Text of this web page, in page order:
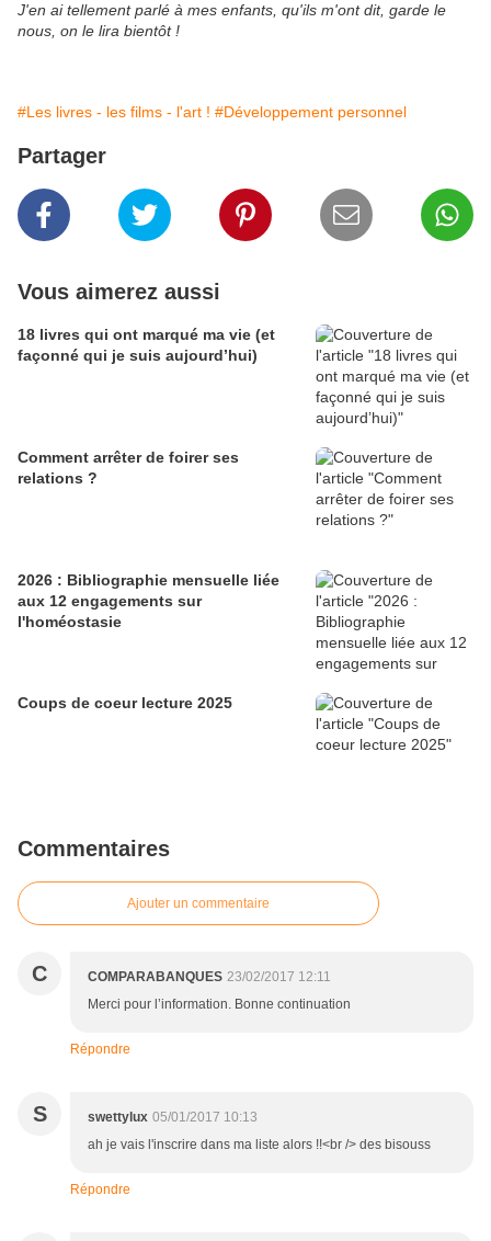
J'en ai tellement parlé à mes enfants, qu'ils m'ont dit, garde le
nous, on le lira bientôt !
#Les livres - les films - l'art ! #Développement personnel
Partager
Vous aimerez aussi
18 livres qui ont marqué ma vie (et
façonné qui je suis aujourd’hui)
Comment arrêter de foirer ses
relations ?
2026 : Bibliographie mensuelle liée
aux 12 engagements sur
l'homéostasie
Coups de coeur lecture 2025
Commentaires
Ajouter un commentaire
C COMPARABANQUES 23/02/2017 12:11
Merci pour l’information. Bonne continuation
Répondre
S swettylux 05/01/2017 10:13
ah je vais l'inscrire dans ma liste alors !!<br /> des bisouss
Répondre